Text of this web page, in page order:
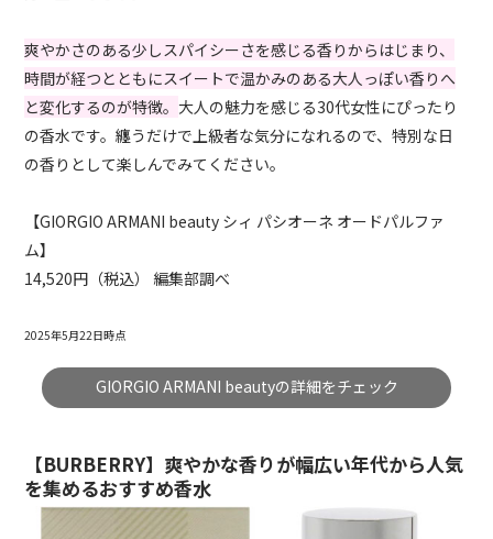
爽やかさのある少しスパイシーさを感じる香りからはじまり、
時間が経つとともにスイートで温かみのある大人っぽい香りへ
と変化するのが特徴。大人の魅力を感じる30代女性にぴったり
の香水です。纏うだけで上級者な気分になれるので、特別な日
の香りとして楽しんでみてください。
【GIORGIO ARMANI beauty シィ パシオーネ オードパルファ
ム】
14,520円（税込） 編集部調べ
2025年5月22日時点
GIORGIO ARMANI beautyの詳細をチェック
【BURBERRY】爽やかな香りが幅広い年代から人気
を集めるおすすめ香水